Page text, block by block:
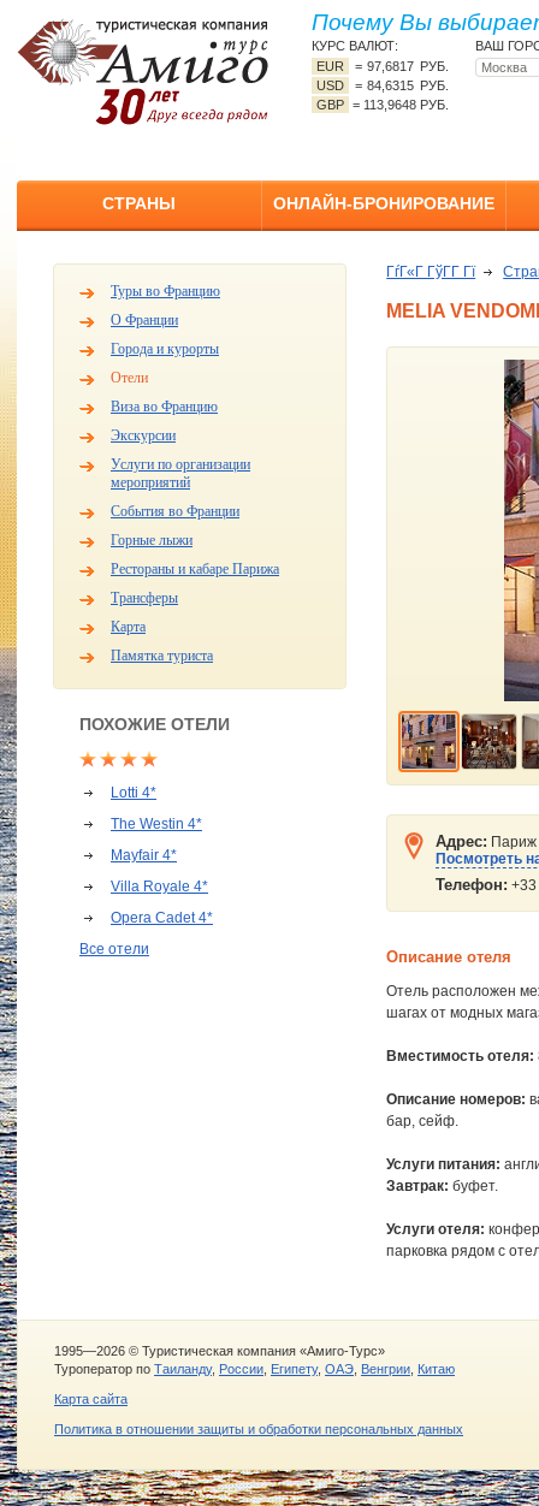
Почему Вы
КУРС ВАЛЮТ:
EUR
=97,6817 РУБ.
USD
=84,6315 РУБ.
GBP = 113,9648 РУБ.
ВАШ
СТРАНЫ ОНЛАЙН-БРОНИРОВАНИЕ
Туры во Францию
О Франции
Города и курорты
Отели
Виза во Францию
Экскурсии
Услуги по организации
мероприятий
События во Франции
Горные лыжи
Рестораны и кабаре Парижа
Трансферы
Карта
Памятка туриста
ПОХОЖИЕ ОТЕЛИ
Lotti 4*
The Westin 4*
Mayfair 4*
Villa Royale 4*
Opera Cadet 4*
Все отели
ГѓГ«Г ГўГ­Г Гї
MELIA
Адрес: Париж
Посмотреть
Телефон:
Описание отеля
Отель расположен
шагах от модных
Вместимость отеля:
Описание номеров:
бар, сейф.
Услуги питания:
Завтрак: буфет.
Услуги отеля:
парковка рядом с
1995—2026 © Туристическая компания «Амиго-Турс»
Туроператор по Таиланду, России Египету, ОАЭ Венгрии Китаю
Карта сайта
Политика в отношении защиты и обработки персональных данных